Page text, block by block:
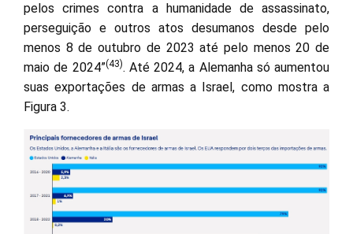
pelos crimes contra a humanidade de assassinato,
perseguição e outros atos desumanos desde pelo
menos 8 de outubro de 2023 até pelo menos 20 de
maio de 2024”(43). Até 2024, a Alemanha só aumentou
suas exportações de armas a Israel, como mostra a
Figura 3.